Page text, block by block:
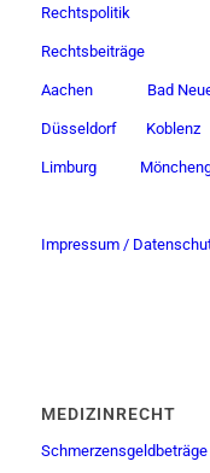
Rechtspolitik
Rechtsbeiträge
Aachen Bad
Düsseldorf Koblenz
Limburg
Impressum /
MEDIZINRECHT
Schmerzensgeldbeträge